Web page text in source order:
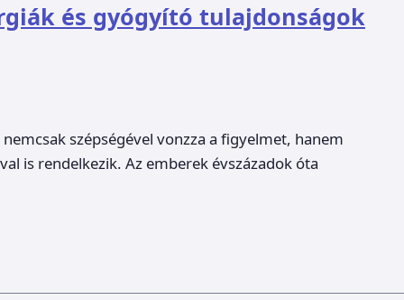
és gyógyító tulajdonságok
szépségével vonzza a figyelmet, hanem
is rendelkezik. Az emberek évszázadok óta